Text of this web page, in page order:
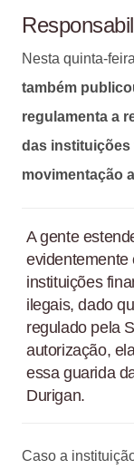
Nesta quinta-
também
regulamenta a
das instituições
movimentação
A gente
evidentemente
instituições
ilegais, dado
regulado pela
autorização,
essa guarida
Durigan.
Caso a